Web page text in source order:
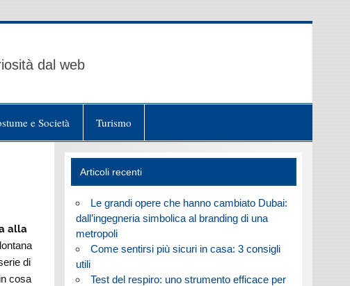
dal web
e Società Turismo
alla
di
cosa
Articoli recenti
Le grandi opere che hanno cambiato Dubai:
dall’ingegneria simbolica al branding di una
metropoli
Come sentirsi più sicuri in casa: 3 consigli
utili
Test del respiro: uno strumento efficace per